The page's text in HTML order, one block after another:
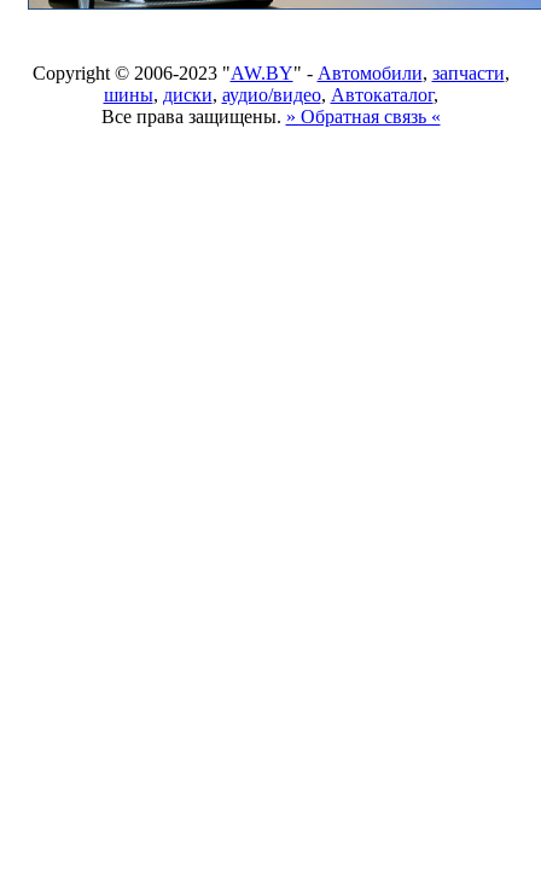
Copyright © 2006-2023 "AW.BY" - Автомобили, запчасти,
шины, диски, аудио/видео, Автокаталог,
Все права защищены. » Обратная связь «